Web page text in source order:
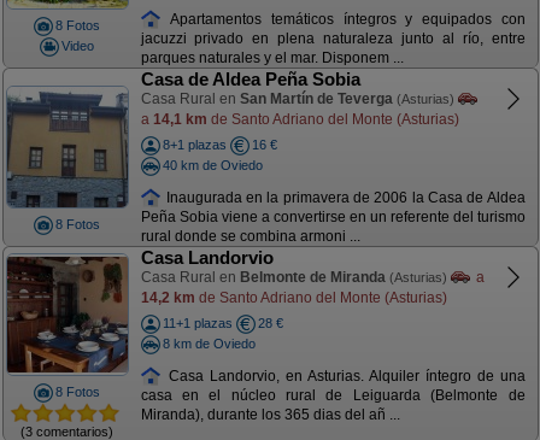
8 Fotos
Video
Apartamentos temáticos íntegros y equipados con
jacuzzi privado en plena naturaleza junto al río, entre
parques naturales y el mar. Disponem ...
8 Fotos
Casa de Aldea Peña Sobia
Casa Rural en San Martín de Teverga (Asturias)
a 14,1 km de Santo Adriano del Monte (Asturias)
8+1 plazas
16 €
40 km de Oviedo
Inaugurada en la primavera de 2006 la Casa de Aldea
Peña Sobia viene a convertirse en un referente del turismo
rural donde se combina armoni ...
8 Fotos
(3 comentarios)
Casa Landorvio
Casa Rural en Belmonte de Miranda (Asturias)
a
14,2 km de Santo Adriano del Monte (Asturias)
11+1 plazas
28 €
8 km de Oviedo
Casa Landorvio, en Asturias. Alquiler íntegro de una
casa en el núcleo rural de Leiguarda (Belmonte de
Miranda), durante los 365 dias del añ ...